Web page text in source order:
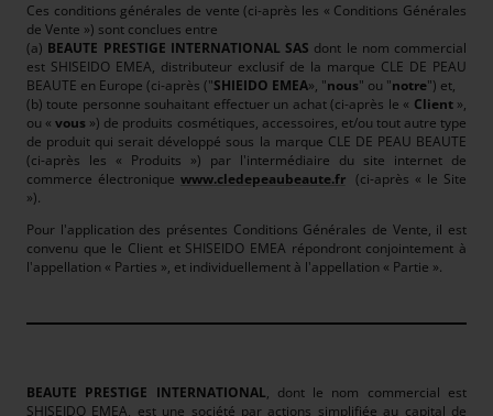
Ces conditions générales de vente (ci-après les « Conditions Générales
de Vente ») sont conclues entre
(a) BEAUTE PRESTIGE INTERNATIONAL SAS dont le nom commercial
est SHISEIDO EMEA, distributeur exclusif de la marque CLE DE PEAU
BEAUTE en Europe (ci-après ("SHIEIDO EMEA», "nous" ou "notre") et,
(b) toute personne souhaitant effectuer un achat (ci-après le « Client»,
ou «vous ») de produits cosmétiques, accessoires, et/ou tout autre type
de produit qui serait développé sous la marque CLE DE PEAU BEAUTE
(ci-après les « Produits ») par l'intermédiaire du site internet de
commerce électronique www.cledepeaubeaute.fr (ci-après « le Site
»).
Pour l'application des présentes Conditions Générales de Vente, il est
convenu que le Client et SHISEIDO EMEA répondront conjointement à
l'appellation « Parties », et individuellement à l'appellation « Partie ».
BEAUTE PRESTIGE INTERNATIONAL, dont le nom commercial est
SHISEIDO EMEA, est une société par actions simplifiée au capital de